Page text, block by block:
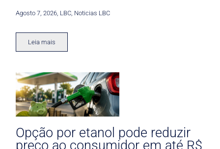
Agosto 7, 2026 LBC Noticias LBC
Leia mais
Opção por etanol pode reduzir
preço ao consumidor em até R$